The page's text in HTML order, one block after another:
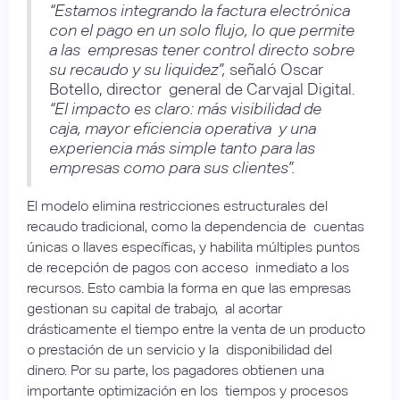
“Estamos integrando la factura electrónica
con el pago en un solo flujo, lo que permite
a las empresas tener control directo sobre
su recaudo y su liquidez”, señaló Oscar
Botello, director general de Carvajal Digital.
“El impacto es claro: más visibilidad de
caja, mayor eficiencia operativa y una
experiencia más simple tanto para las
empresas como para sus clientes”.
El modelo elimina restricciones estructurales del
recaudo tradicional, como la dependencia de cuentas
únicas o llaves específicas, y habilita múltiples puntos
de recepción de pagos con acceso inmediato a los
recursos. Esto cambia la forma en que las empresas
gestionan su capital de trabajo, al acortar
drásticamente el tiempo entre la venta de un producto
o prestación de un servicio y la disponibilidad del
dinero. Por su parte, los pagadores obtienen una
importante optimización en los tiempos y procesos